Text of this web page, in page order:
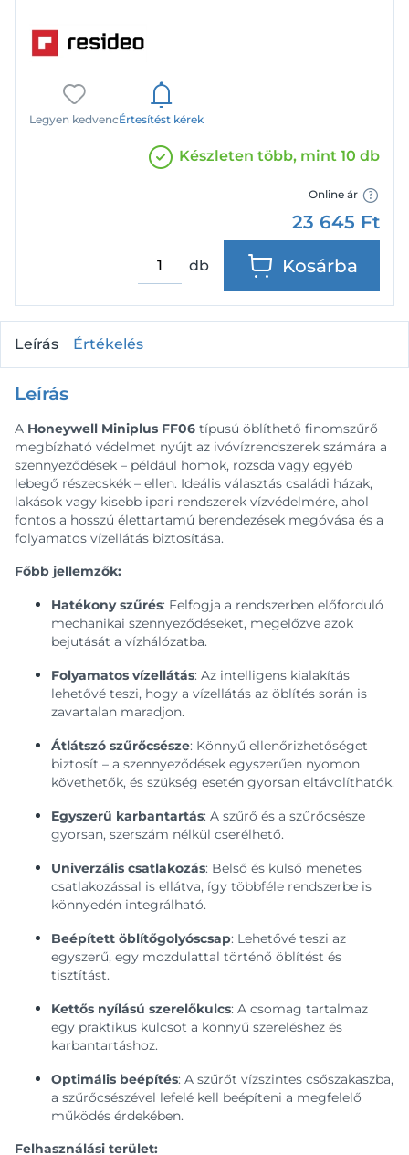
Legyen kedvencÉrtesítést kérek
Készleten több, mint 10 db
Online ár
23 645 Ft
db Kosárba
Leírás Értékelés
Leírás
A Honeywell Miniplus FF06 típusú öblíthető finomszűrő
megbízható védelmet nyújt az ivóvízrendszerek számára a
szennyeződések – például homok, rozsda vagy egyéb
lebegő részecskék – ellen. Ideális választás családi házak,
lakások vagy kisebb ipari rendszerek vízvédelmére, ahol
fontos a hosszú élettartamú berendezések megóvása és a
folyamatos vízellátás biztosítása.
Főbb jellemzők:
Hatékony szűrés: Felfogja a rendszerben előforduló
mechanikai szennyeződéseket, megelőzve azok
bejutását a vízhálózatba.
Folyamatos vízellátás: Az intelligens kialakítás
lehetővé teszi, hogy a vízellátás az öblítés során is
zavartalan maradjon.
Átlátszó szűrőcsésze: Könnyű ellenőrizhetőséget
biztosít – a szennyeződések egyszerűen nyomon
követhetők, és szükség esetén gyorsan eltávolíthatók.
Egyszerű karbantartás: A szűrő és a szűrőcsésze
gyorsan, szerszám nélkül cserélhető.
Univerzális csatlakozás: Belső és külső menetes
csatlakozással is ellátva, így többféle rendszerbe is
könnyedén integrálható.
Beépített öblítőgolyóscsap: Lehetővé teszi az
egyszerű, egy mozdulattal történő öblítést és
tisztítást.
Kettős nyílású szerelőkulcs: A csomag tartalmaz
egy praktikus kulcsot a könnyű szereléshez és
karbantartáshoz.
Optimális beépítés: A szűrőt vízszintes csőszakaszba,
a szűrőcsészével lefelé kell beépíteni a megfelelő
működés érdekében.
Felhasználási terület: